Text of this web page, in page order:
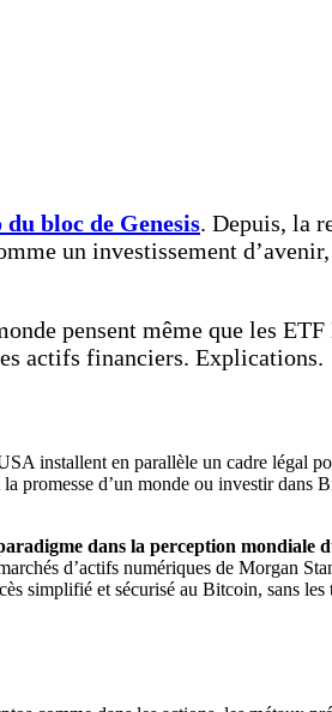
bloc de Genesis. Depuis, la
un investissement
pensent même que les
actifs financiers. Explications.
installent en parallèle un cadre légal
promesse d’un monde ou investir dans
dans la perception mondiale
d’actifs numériques de Morgan
simplifié et sécurisé au Bitcoin, sans les